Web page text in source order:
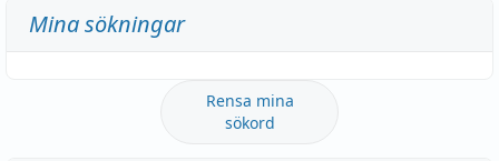
Mina sökningar
Rensa mina
sökord